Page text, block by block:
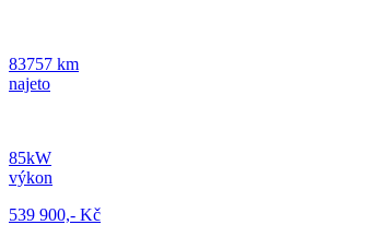
83757 km
najeto
85kW
výkon
539 900,- Kč